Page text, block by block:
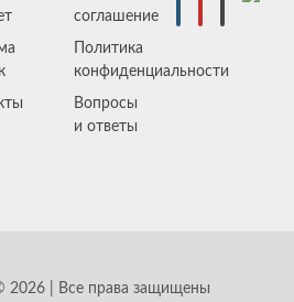
соглашение
Политика
конфиденциальности
Вопросы
и ответы
2026 | Все права защищены